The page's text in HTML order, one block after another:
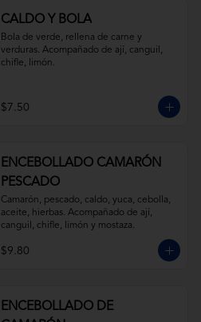
CALDO Y BOLA
Bola de verde, rellena de carne y
verduras. Acompañado de ají, canguil,
chifle, limón.
$7.50
ENCEBOLLADO CAMARÓN
PESCADO
Camarón, pescado, caldo, yuca, cebolla,
aceite, hierbas. Acompañado de ají,
canguil, chifle, limón y mostaza.
$9.80
ENCEBOLLADO DE